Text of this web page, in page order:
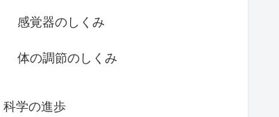
感覚器のしくみ
体の調節のしくみ
科学の進歩